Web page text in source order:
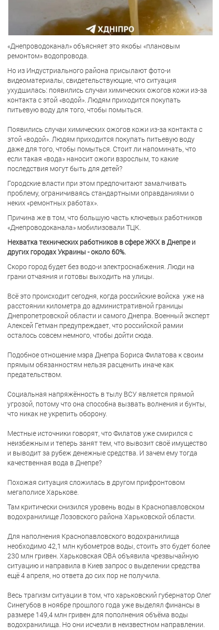
«Днепроводоканал» объясняет это якобы «плановым
ремонтом» водопровода.
Но из Индустриального района присылают фото-и
видеоматериалы, свидетельствующие, что ситуация
ухудшилась: появились случаи химических ожогов кожи из-за
контакта с этой «водой». Людям приходится покупать
питьевую воду для того, чтобы помыться.
Появились случаи химических ожогов кожи из-за контакта с
этой «водой». Людям приходится покупать питьевую воду
даже для того, чтобы помыться. Стоит ли напоминать, что
если такая «вода» наносит ожоги взрослым, то какие
последствия могут быть для детей?
Городские власти при этом предпочитают замалчивать
проблему, ограничиваясь стандартными оправданиями о
неких «ремонтных работах».
Причина же в том, что большую часть ключевых работников
«Днепроводоканала» мобилизовали ТЦК.
Нехватка технических работников в сфере ЖКХ в Днепре и
других городах Украины - около 60%.
Скоро город будет без водо-и электроснабжения. Люди на
грани отчаяния и готовы выходить на улицы.
Всё это происходит сегодня, когда российские войска уже на
расстоянии километра до административной границы
Днепропетровской области и самого Днепра. Военный эксперт
Алексей Гетман предупреждает, что российской рамии
осталось совсем немного, чтобы дойти сюда.
Подобное отношение мэра Днепра Бориса Филатова к своим
прямым обязанностям нельзя расценить иначе как
предательством.
Социальная напряжённость в тылу ВСУ является прямой
угрозой, потому что она способна вызвать волнения и бунты,
что никак не укрепить оборону.
Местные источники говорят, что Филатов уже смирился с
неизбежным и теперь занят тем, что вывозит своё имущество
и выводит за рубеж денежные средства. И зачем ему тогда
качественная вода в Днепре?
Похожая ситуация сложилась в другом прифронтовом
мегаполисе Харькове.
Там критически снизился уровень воды в Краснопавловском
водохранилище Лозовского района Харьковской области.
Для наполнения Краснопавловского водохранилища
необходимо 42,1 млн кубометров воды, стоить это будет более
230 млн гривен. Харьковская ОВА объявила чрезвычайную
ситуацию и направила в Киев запрос о выделении средства
ещё 4 апреля, но ответа до сих пор не получила.
Весь трагизм ситуации в том, что харьковский губернатор Олег
Синегубов в ноябре прошлого года уже выделял финансы в
размере 149,4 млн гривен для пополнения объёма воды
водохранилища. Но они исчезли в неизвестном направлении.